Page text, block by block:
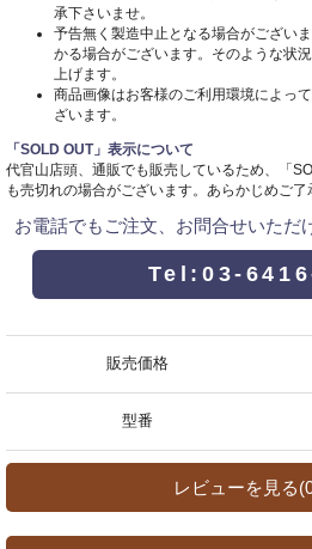
承下さいませ。
予告無く製造中止となる場合がござい
かる場合がございます。そのような状
上げます。
商品画像はお客様のご利用環境によっ
ざいます。
「SOLD OUT」表示について
代官山店頭、通販でも販売しているため、「
も売切れの場合がございます。あらかじめご了
お電話でもご注文、お問合せいただ
Tel:03-
販売価格
型番
レビューを見る